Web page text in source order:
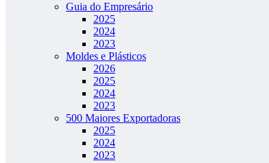
Guia do Empresário
2025
2024
2023
Moldes e Plásticos
2026
2025
2024
2023
500 Maiores Exportadoras
2025
2024
2023